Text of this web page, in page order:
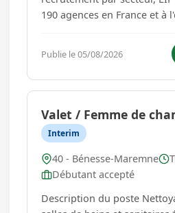
190 agences en France et à
CDI, CDD et intérim dans
oeuvre, du second œuvre,
et des espaces verts. A...
Publie le 05/08/2026
Valet / Femme de
Interim
40 - Bénesse-Maremne
Débutant accepté
Description du poste